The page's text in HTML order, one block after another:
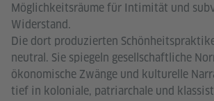
Möglichkeitsräume für Intimität und
Widerstand.
Die dort produzierten
neutral. Sie spiegeln gesellschaftliche
ökonomische Zwänge und kulturelle
tief in koloniale, patriarchale und